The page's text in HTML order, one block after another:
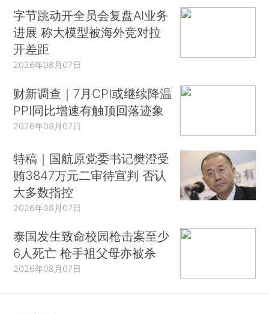
字节跳动开全员会复盘AI业务
进展 称大模型被海外竞对拉
开差距
2026年08月07日
财新调查｜7月CPI或继续降温
PPI同比增速有触顶回落迹象
2026年08月07日
特稿｜国航原党委书记樊澄受
贿3847万元二审待宣判 否认
大多数指控
2026年08月07日
泰国发生致命校园枪击案至少
6人死亡 枪手祖父母亦被杀
2026年08月07日